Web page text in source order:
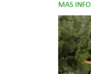
MAS INFO